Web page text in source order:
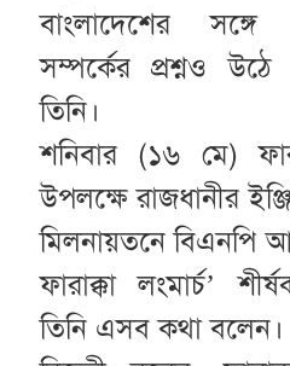
বাংলাদেশের সঙ্গে
সম্পর্কের প্রশ্নও
তিনি।
শনিবার (১৬ মে)
উপলক্ষে রাজধানীর
মিলনায়তনে বিএনপি
ফারাক্কা লংমার্চ’
তিনি এসব কথা বলেন।